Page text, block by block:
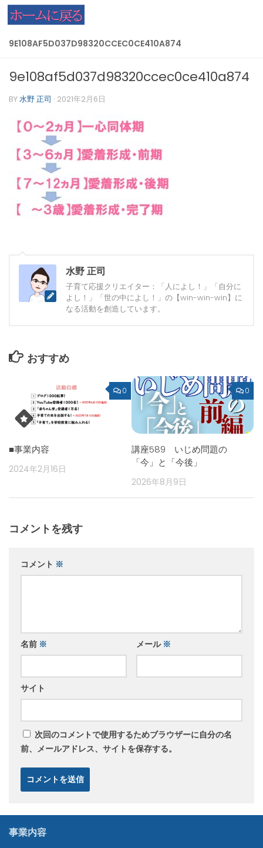
コンテンツへスキップ
9E108AF5D037D98320CCEC0CE410A874
9e108af5d037d98320ccec0ce410a874
BY水野 正司 · 2021年2月6日
水野 正司
子育て応援クリエイター：「人によし！」「自分に
よし！」「世の中によし！」の【win-win-win】に
なる活動を創造しています。
おすすめ
0
■事業内容
2024年2月16日
0
講座589 いじめ問題の
「今」と「今後」
2026年8月9日
コメントを残す
コメント ※
名前 ※ メール ※
サイト
次回のコメントで使用するためブラウザーに自分の名
前、メールアドレス、サイトを保存する。
事業内容